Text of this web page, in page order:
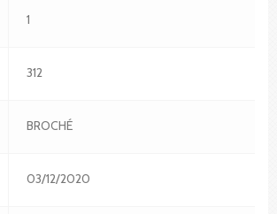
1
312
BROCHÉ
03/12/2020